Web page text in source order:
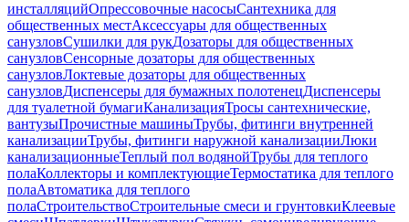
инсталляцийОпрессовочные насосыСантехника для
общественных местАксессуары для общественных
санузловСушилки для рукДозаторы для общественных
санузловСенсорные дозаторы для общественных
санузловЛоктевые дозаторы для общественных
санузловДиспенсеры для бумажных полотенецДиспенсеры
для туалетной бумагиКанализацияТросы сантехнические,
вантузыПрочистные машиныТрубы, фитинги внутренней
канализацииТрубы, фитинги наружной канализацииЛюки
канализационныеТеплый пол водянойТрубы для теплого
полаКоллекторы и комплектующиеТермостатика для теплого
полаАвтоматика для теплого
полаСтроительствоСтроительные смеси и грунтовкиКлеевые